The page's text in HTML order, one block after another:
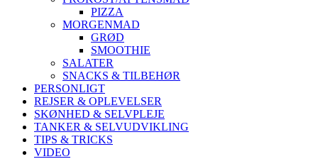
PIZZA
MORGENMAD
GRØD
SMOOTHIE
SALATER
SNACKS & TILBEHØR
PERSONLIGT
REJSER & OPLEVELSER
SKØNHED & SELVPLEJE
TANKER & SELVUDVIKLING
TIPS & TRICKS
VIDEO